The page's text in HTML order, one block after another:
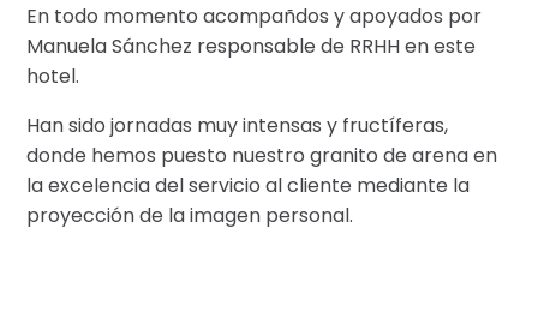
En todo momento acompañdos y apoyados por
Manuela Sánchez responsable de RRHH en este
hotel.
Han sido jornadas muy intensas y fructíferas,
donde hemos puesto nuestro granito de arena en
la excelencia del servicio al cliente mediante la
proyección de la imagen personal.